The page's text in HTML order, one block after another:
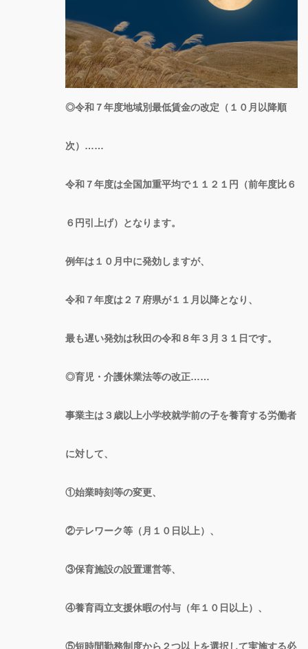
◎令和７年度地域別最低賃金の改定（１０月以降順
次）……
令和７年度は全国加重平均で１１２１円（前年度比６
６円引上げ）となります。
例年は１０月中に発効しますが、
令和７年度は２７府県が１１月以降となり、
最も遅い発効は秋田の令和８年３月３１日です。
◎育児・介護休業法等の改正……
事業主は３歳以上小学校就学前の子を養育する労働者
に対して、
①始業時刻等の変更、
②テレワーク等（月１０日以上）、
③保育施設の設置運営等、
④養育両立支援休暇の付与（年１０日以上）、
⑤短時間勤務制度から２つ以上を選択して実施する必